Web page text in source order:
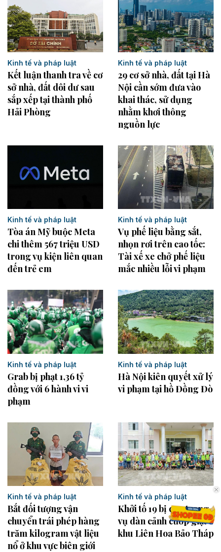
Kinh tế và pháp luật
Kết luận thanh tra về cơ
sở nhà, đất dôi dư sau
sắp xếp tại thành phố
Hải Phòng
Kinh tế và pháp luật
29 cơ sở nhà, đất tại Hà
Nội cần sớm đưa vào
khai thác, sử dụng
nhằm khơi thông
nguồn lực
Kinh tế và pháp luật
Tòa án Mỹ buộc Meta
chi thêm 567 triệu USD
trong vụ kiện liên quan
đến trẻ em
Kinh tế và pháp luật
Vụ phế liệu bằng sắt,
nhọn rơi trên cao tốc:
Tài xế xe chở phế liệu
mắc nhiều lỗi vi phạm
Kinh tế và pháp luật
Grab bị phạt 1,36 tỷ
đồng với 6 hành vi vi
phạm
Kinh tế và pháp luật
Hà Nội kiên quyết xử lý
vi phạm tại hồ Đồng Đò
Kinh tế và pháp luật
Bắt đối tượng vận
chuyển trái phép hàng
trăm kilogram vật liệu
nổ ở khu vực biên giới
Kinh tế và pháp luật
Khởi tố 19 bị can trong
vụ dàn cảnh cướp giật ở
khu Liên Hoa Bảo Tháp